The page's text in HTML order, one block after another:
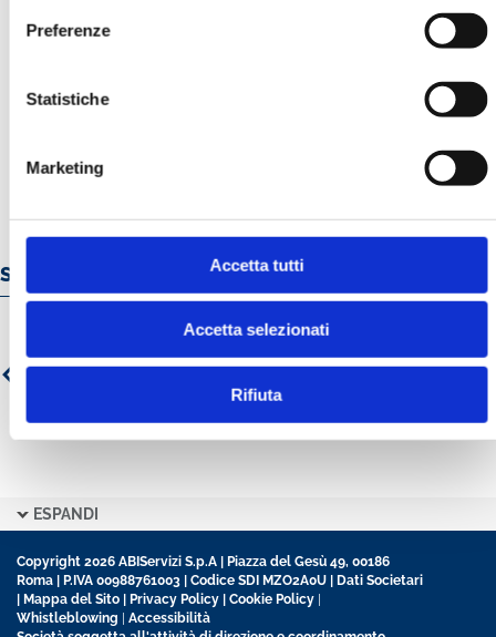
Preferenze
Statistiche
Marketing
Accetta tutti
Accetta selezionati
Rifiuta
Servizi e prodotti online
ESPANDI
Copyright 2026 ABIServizi S.p.A | Piazza del Gesù 49, 00186
Roma | P.IVA 00988761003 | Codice SDI MZO2A0U |
Dati Societari
Mappa del Sito Privacy Policy Cookie Policy
Whistleblowing
Accessibilità